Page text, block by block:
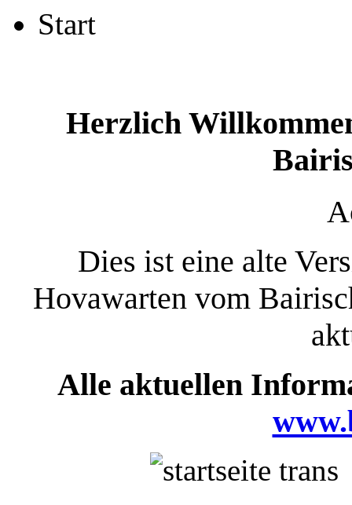
Start
Herzlich
Dies ist eine alte
Hovawarten vom
Alle aktuellen